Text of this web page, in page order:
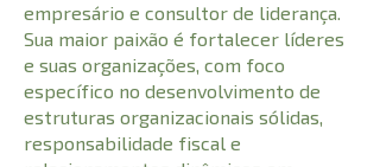
empresário e consultor de liderança.
Sua maior paixão é fortalecer líderes
e suas organizações, com foco
específico no desenvolvimento de
estruturas organizacionais sólidas,
responsabilidade fiscal e